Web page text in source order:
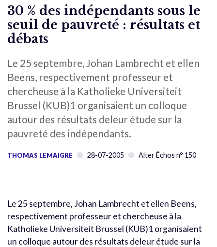
30 % des indépendants sous le
seuil de pauvreté : résultats et
débats
Le 25 septembre, Johan Lambrecht et ellen
Beens, respectivement professeur et
chercheuse à la Katholieke Universiteit
Brussel (KUB)1 organisaient un colloque
autour des résultats deleur étude sur la
pauvreté des indépendants.
THOMAS LEMAIGRE 28-07-2005 Alter Échos n° 150
Le 25 septembre, Johan Lambrecht et ellen Beens,
respectivement professeur et chercheuse à la
Katholieke Universiteit Brussel (KUB)1 organisaient
un colloque autour des résultats deleur étude sur la